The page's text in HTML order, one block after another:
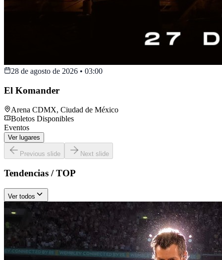
28 de agosto de 2026 • 03:00
El Komander
Arena CDMX, Ciudad de México
Boletos Disponibles
Eventos
Ver lugares
Previous slide Next slide
Tendencias / TOP
Ver todos